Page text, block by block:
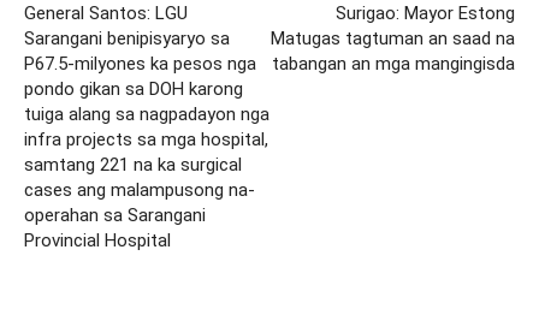
General Santos: LGU
Sarangani benipisyaryo sa
P67.5-milyones ka pesos nga
pondo gikan sa DOH karong
tuiga alang sa nagpadayon nga
infra projects sa mga hospital,
samtang 221 na ka surgical
cases ang malampusong na-
operahan sa Sarangani
Provincial Hospital
Surigao: Mayor Estong
Matugas tagtuman an saad na
tabangan an mga mangingisda